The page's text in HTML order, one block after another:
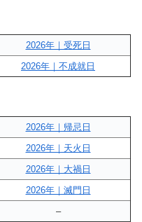
2026年｜受死日
2026年｜不成就日
2026年｜帰忌日
2026年｜天火日
2026年｜大禍日
2026年｜滅門日
–